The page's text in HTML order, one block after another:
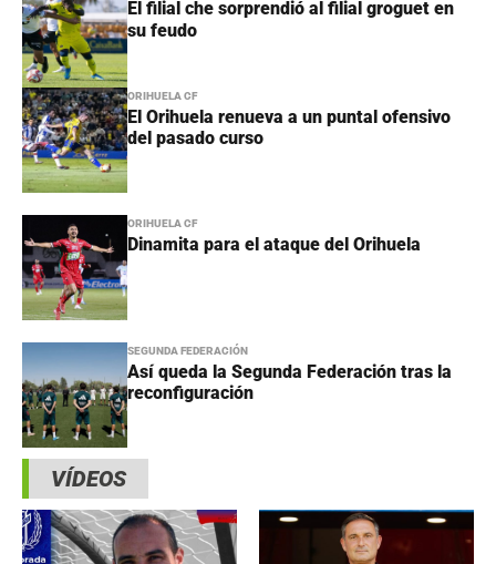
El filial che sorprendió al filial groguet en
su feudo
ORIHUELA CF
El Orihuela renueva a un puntal ofensivo
del pasado curso
ORIHUELA CF
Dinamita para el ataque del Orihuela
SEGUNDA FEDERACIÓN
Así queda la Segunda Federación tras la
reconfiguración
VÍDEOS